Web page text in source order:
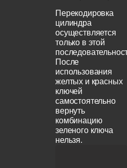
Перекодировка
цилиндра
осуществляется
только в этой
После
использования
желтых и красных
ключей
самостоятельно
вернуть
комбинацию
зеленого ключа
нельзя.